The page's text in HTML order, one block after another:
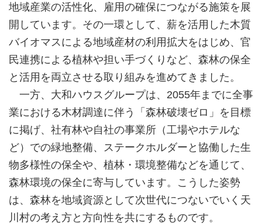
地域産業の活性化、雇用の確保につながる施策を展
開しています。その一環として、薪を活用した木質
バイオマスによる地域産材の利用拡大をはじめ、官
民連携による植林や担い手づくりなど、森林の保全
と活用を両立させる取り組みを進めてきました。
一方、大和ハウスグループは、2055年までに全事
業における木材調達に伴う「森林破壊ゼロ」を目標
に掲げ、社有林や自社の事業所（工場やホテルな
ど）での緑地整備、ステークホルダーと協働した生
物多様性の保全や、植林・環境整備などを通じて、
森林環境の保全に寄与しています。こうした姿勢
は、森林を地域資源として次世代につないでいく天
川村の考え方と方向性を共にするものです。